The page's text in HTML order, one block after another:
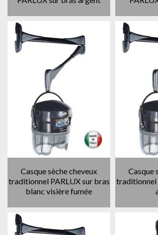
Casque sèche cheveux
traditionnel PARLUX sur bras
blanc visière fumée
Casque
traditionnel